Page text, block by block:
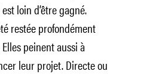
loin d’être gagné.
restée profondément
peinent aussi à
leur projet. Directe ou